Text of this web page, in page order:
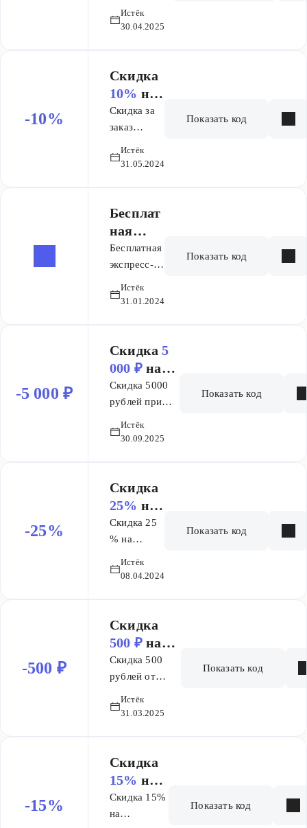
ассортимент!
Истёк
30.04.2025
-10%
Скидка
10% на
заказ
Скидка за
заказ
и спа
Истёк
31.05.2024
Показать код
Бесплат
ная
экспрес
с-
доставк
а заказа
Бесплатная
экспресс-
заказа от
Истёк
31.01.2024
Показать код
-5 000 ₽
Скидка 5
000 ₽на
заказ от 50
000 ₽
Скидка 5000
рублей при
50000 рублей
действует с
10.07.2025 по
31.08.2025
Скидка не
товары с
Подарочные
карты,
Продукты,
Цифровая
техника,
Бытовая
Бытовая
химия,
Садовая
техника, а
Истёк
30.09.2025
Показать код
-25%
Скидка
25% на
заказ
Скидка 25
% на
товар
Истёк
08.04.2024
Показать код
-500 ₽
Скидка
500 ₽на
заказ от 5
000 ₽
Скидка 500
рублей от
товары без
исключений
(Подарочные
карты,
Истёк
31.03.2025
Показать код
-15%
Скидка
15% на
заказ
Скидка 15%
на
Показать код